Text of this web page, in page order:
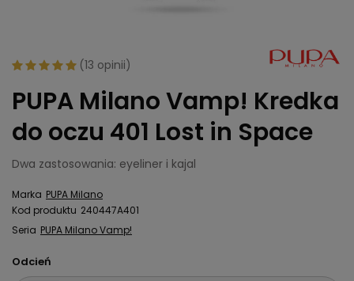
(13 opinii)
PUPA Milano Vamp! Kredka
do oczu 401 Lost in Space
Dwa zastosowania: eyeliner i kajal
Marka PUPA Milano
Kod produktu 240447A401
Seria PUPA Milano Vamp!
Odcień